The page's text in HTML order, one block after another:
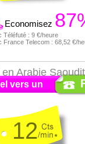
Economisez
Téléfuté : 9 €/heure
France Telecom : 68,52 €/
vers un
Arabie
12